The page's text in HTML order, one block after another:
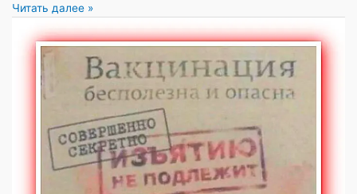
648
системе
VAERS
находящихся
грудном
вскармливании,
Читать далее »